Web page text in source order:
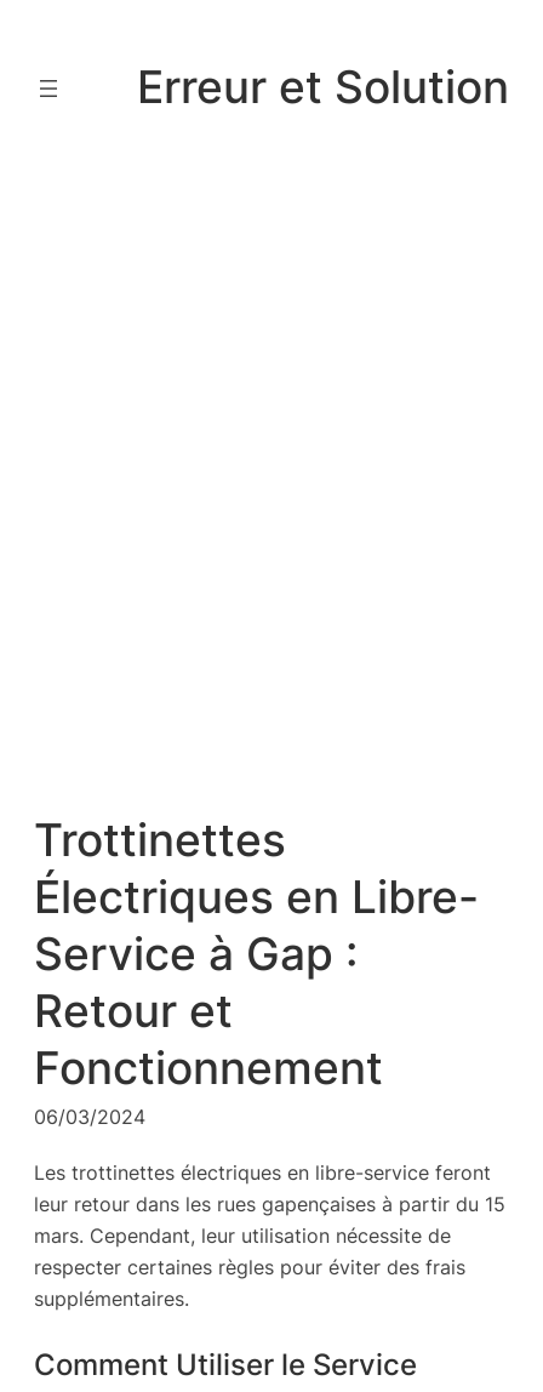
contenu
Erreur et Solution
Trottinettes
Électriques en Libre-
Service à Gap :
Retour et
Fonctionnement
06/03/2024
Les trottinettes électriques en libre-service feront
leur retour dans les rues gapençaises à partir du 15
mars. Cependant, leur utilisation nécessite de
respecter certaines règles pour éviter des frais
supplémentaires.
Comment Utiliser le Service